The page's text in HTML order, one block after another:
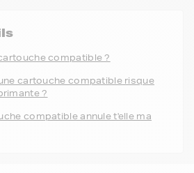
compatible ?
cartouche compatible risque
?
compatible annule t'elle ma